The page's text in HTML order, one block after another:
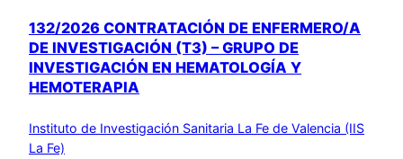
132/2026 CONTRATACIÓN DE ENFERMERO/A
DE INVESTIGACIÓN (T3) – GRUPO DE
INVESTIGACIÓN EN HEMATOLOGÍA Y
HEMOTERAPIA
Instituto de Investigación Sanitaria La Fe de Valencia (IIS
La Fe)